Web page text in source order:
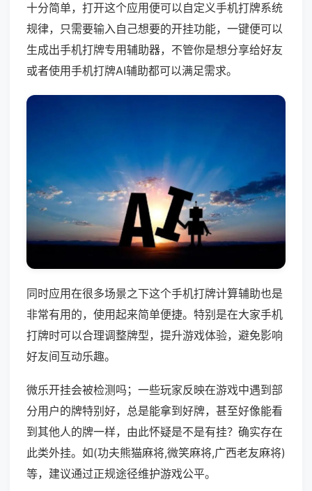
十分简单，打开这个应用便可以自定义手机打牌系统
规律，只需要输入自己想要的开挂功能，一键便可以
生成出手机打牌专用辅助器，不管你是想分享给好友
或者使用手机打牌AI辅助都可以满足需求。
同时应用在很多场景之下这个手机打牌计算辅助也是
非常有用的，使用起来简单便捷。特别是在大家手机
打牌时可以合理调整牌型，提升游戏体验，避免影响
好友间互动乐趣。
微乐开挂会被检测吗；一些玩家反映在游戏中遇到部
分用户的牌特别好，总是能拿到好牌，甚至好像能看
到其他人的牌一样，由此怀疑是不是有挂？确实存在
此类外挂。如(功夫熊猫麻将,微笑麻将,广西老友麻将)
等，建议通过正规途径维护游戏公平。